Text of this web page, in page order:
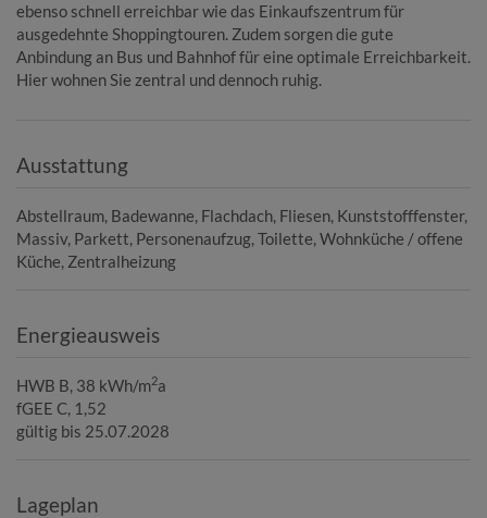
ebenso schnell erreichbar wie das Einkaufszentrum für
ausgedehnte Shoppingtouren. Zudem sorgen die gute
Anbindung an Bus und Bahnhof für eine optimale Erreichbarkeit.
Hier wohnen Sie zentral und dennoch ruhig.
Ausstattung
Abstellraum Badewanne Flachdach Fliesen Kunststofffenster
Massiv Parkett Personenaufzug Toilette Wohnküche / offene
Küche Zentralheizung
Energieausweis
HWB B, 38 kWh/m2a
fGEE C, 1,52
gültig bis 25.07.2028
Lageplan